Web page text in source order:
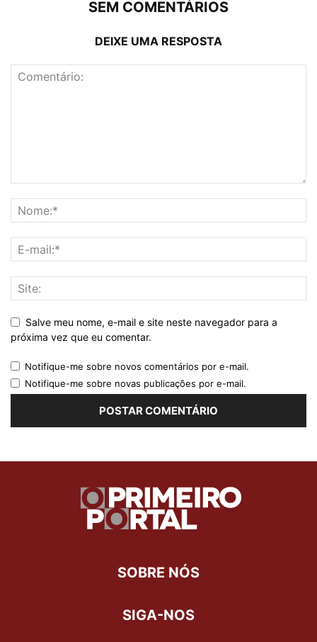
SEM COMENTÁRIOS
DEIXE UMA RESPOSTA
Salve meu nome, e-mail e site neste navegador para a
próxima vez que eu comentar.
Notifique-me sobre novos comentários por e-mail.
Notifique-me sobre novas publicações por e-mail.
SOBRE NÓS
SIGA-NOS